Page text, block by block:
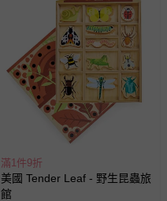
滿1件9折
美國 Tender Leaf - 野生昆蟲旅
館